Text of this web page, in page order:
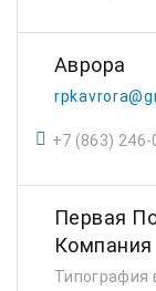
Аврора
+7 (863) 246-
Первая
Компания
Типография